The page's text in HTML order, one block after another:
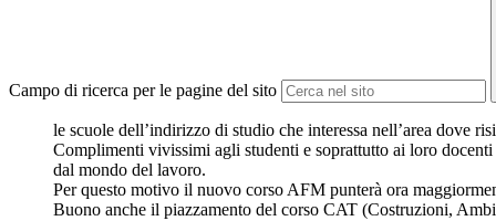
Campo di ricerca per le pagine del sito
le scuole dell’indirizzo di studio che interessa nell’area dove
Complimenti vivissimi agli studenti e soprattutto ai loro
dal mondo del lavoro.
Per questo motivo il nuovo corso AFM punterà ora
Buono anche il piazzamento del corso CAT (Costruzioni,